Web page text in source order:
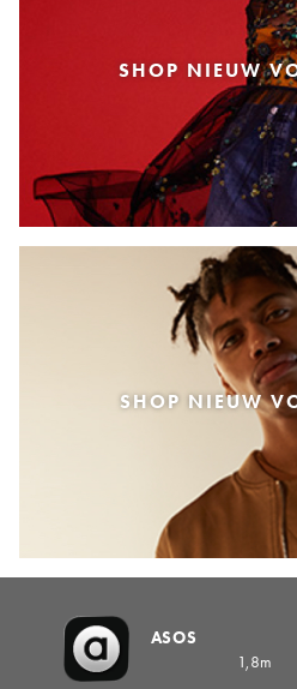
SHOP NIEUW
SHOP NIEUW
ASOS
1,8m